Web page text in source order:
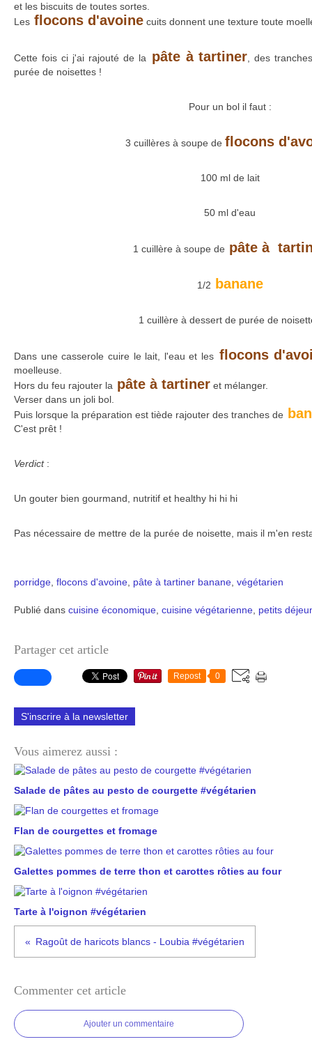
et les biscuits de toutes sortes.
Les flocons d'avoine cuits donnent une texture toute
Cette fois ci j'ai rajouté de la pâte à tartiner , des
purée de noisettes !
Pour un bol il faut :
3 cuillères à soupe de flocons
100 ml de lait
50 ml d'eau
1 cuillère à soupe de pâte à
1/2 banane
1 cuillère à dessert de purée de
Dans une casserole cuire le lait, l'eau et les flocons
moelleuse.
Hors du feu rajouter la pâte à tartiner et mélanger.
Verser dans un joli bol.
Puis lorsque la préparation est tiède rajouter des tranches de
C'est prêt !
Verdict:
Un gouter bien gourmand, nutritif et healthy hi hi hi
Pas nécessaire de mettre de la purée de noisette, mais il m'en
porridge flocons d'avoine pâte à tartiner banane végétarien
Publié dans cuisine économique cuisine végétarienne petits
Partager cet article
Repost 0
S'inscrire à la newsletter
Vous aimerez aussi :
Salade de pâtes au pesto de courgette #végétarien
Flan de courgettes et fromage
Galettes pommes de terre thon et carottes rôties au four
Tarte à l'oignon #végétarien
Ragoût de haricots blancs - Loubia #végétarien
Commenter cet article
Ajouter un commentaire